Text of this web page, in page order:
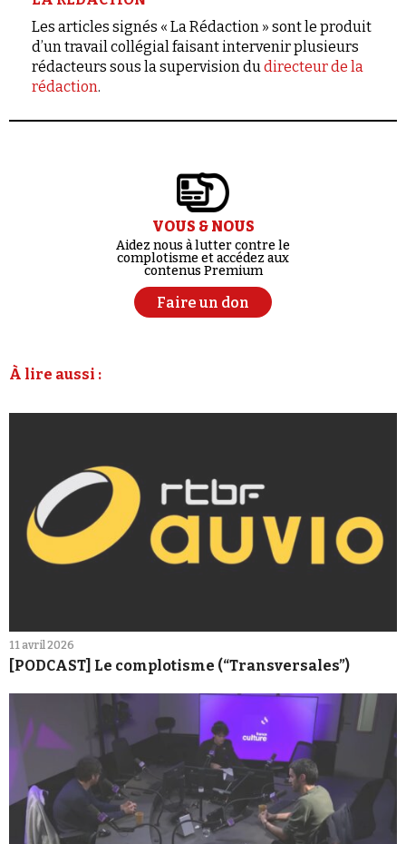
Les articles signés « La Rédaction » sont le produit
d’un travail collégial faisant intervenir plusieurs
rédacteurs sous la supervision dudirecteur de la
rédaction.
VOUS & NOUS
Aidez nous à lutter contre le
complotisme et accédez aux
contenus Premium
Faire un don
À lire aussi :
11 avril 2026
[PODCAST] Le complotisme (“Transversales”)